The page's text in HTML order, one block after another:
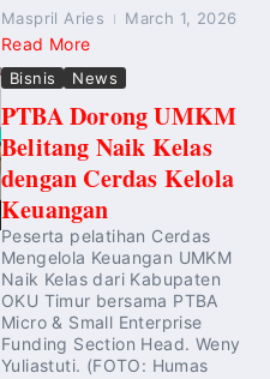
Maspril Aries March 1, 2026
Read More
Bisnis News
PTBA Dorong UMKM
Belitang Naik Kelas
dengan Cerdas Kelola
Keuangan
Peserta pelatihan Cerdas
Mengelola Keuangan UMKM
Naik Kelas dari Kabupaten
OKU Timur bersama PTBA
Micro & Small Enterprise
Funding Section Head. Weny
Yuliastuti. (FOTO: Humas